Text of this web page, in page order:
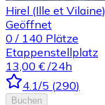
Hirel (Ille et Vilaine)
Geöffnet
0 / 140 Plätze
Etappenstellplatz
13,00 € /24h
4.1/5 (290)
Buchen